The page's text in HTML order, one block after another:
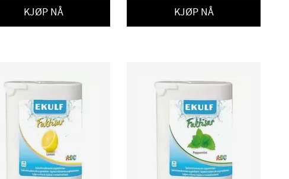
KJØP NÅ KJØP NÅ